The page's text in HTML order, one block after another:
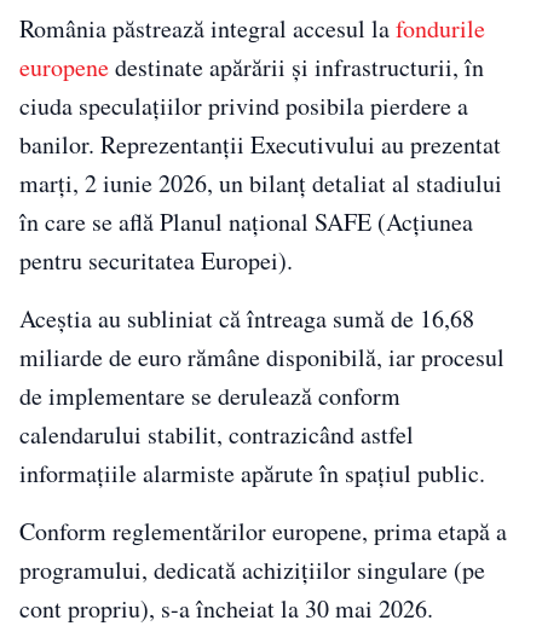
România păstrează integral accesul lafondurile
europenedestinate apărării și infrastructurii, în
ciuda speculațiilor privind posibila pierdere a
banilor. Reprezentanții Executivului au prezentat
marți, 2 iunie 2026, un bilanț detaliat al stadiului
în care se află Planul național SAFE (Acțiunea
pentru securitatea Europei).
Aceștia au subliniat că întreaga sumă de 16,68
miliarde de euro rămâne disponibilă, iar procesul
de implementare se derulează conform
calendarului stabilit, contrazicând astfel
informațiile alarmiste apărute în spațiul public.
Conform reglementărilor europene, prima etapă a
programului, dedicată achizițiilor singulare (pe
cont propriu), s-a încheiat la 30 mai 2026.